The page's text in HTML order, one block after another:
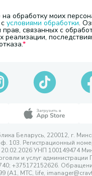
обработку моих
условиями обработки.
связанных с
реализации,
Беларусь, 220012, г.
103. Регистрационный
УНП 100149474
и услуг
+375172152626.
(А1, МТС, life,